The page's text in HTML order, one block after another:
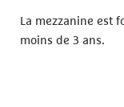
La mezzanine est
moins de 3 ans.